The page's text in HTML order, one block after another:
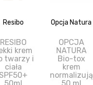
Resibo
RESIBO
krem
twarzy i
ciała
50ml
Opcja Natura
OPCJA
NATURA
Bio-tox
krem
50 ml